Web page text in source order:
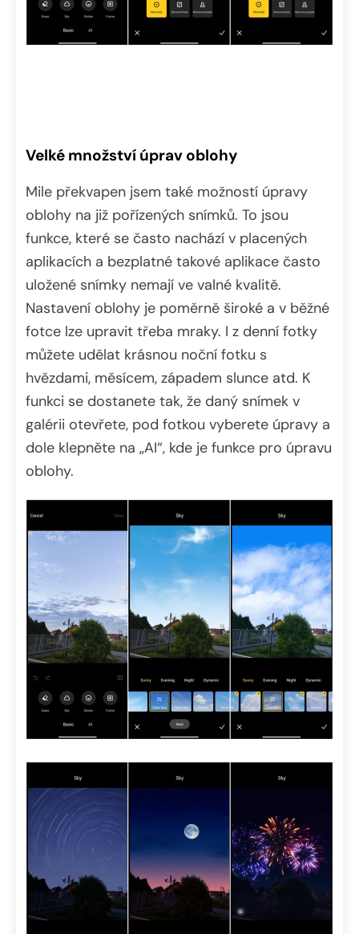
Velké množství úprav oblohy
Mile překvapen jsem také možností úpravy
oblohy na již pořízených snímků. To jsou
funkce, které se často nachází v placených
aplikacích a bezplatné takové aplikace často
uložené snímky nemají ve valné kvalitě.
Nastavení oblohy je poměrně široké a v běžné
fotce lze upravit třeba mraky. I z denní fotky
můžete udělat krásnou noční fotku s
hvězdami, měsícem, západem slunce atd. K
funkci se dostanete tak, že daný snímek v
galérii otevřete, pod fotkou vyberete úpravy a
dole klepněte na „AI“, kde je funkce pro úpravu
oblohy.